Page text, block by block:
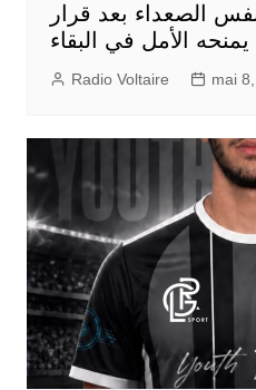
الصعداء بعد قرار
الأمل في البقاء
Radio Voltaire mai